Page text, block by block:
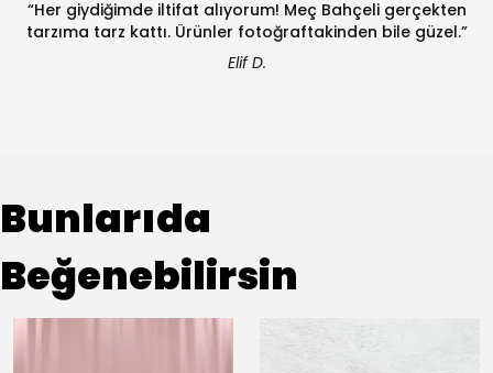
“Her giydiğimde iltifat alıyorum! Meç Bahçeli gerçekten
tarzıma tarz kattı. Ürünler fotoğraftakinden bile güzel.”
Elif D.
Bunlarıda
Beğenebilirsin